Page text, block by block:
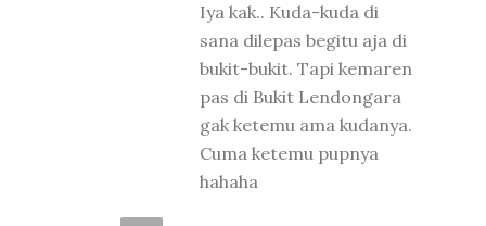
Iya kak.. Kuda-kuda di
sana dilepas begitu aja di
bukit-bukit. Tapi kemaren
pas di Bukit Lendongara
gak ketemu ama kudanya.
Cuma ketemu pupnya
hahaha